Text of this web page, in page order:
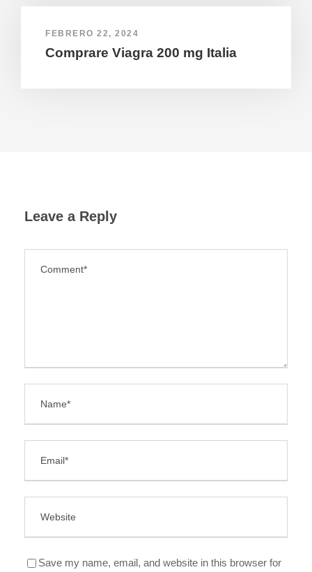
FEBRERO 22, 2024
Comprare Viagra 200 mg Italia
Leave a Reply
Save my name, email, and website in this browser for